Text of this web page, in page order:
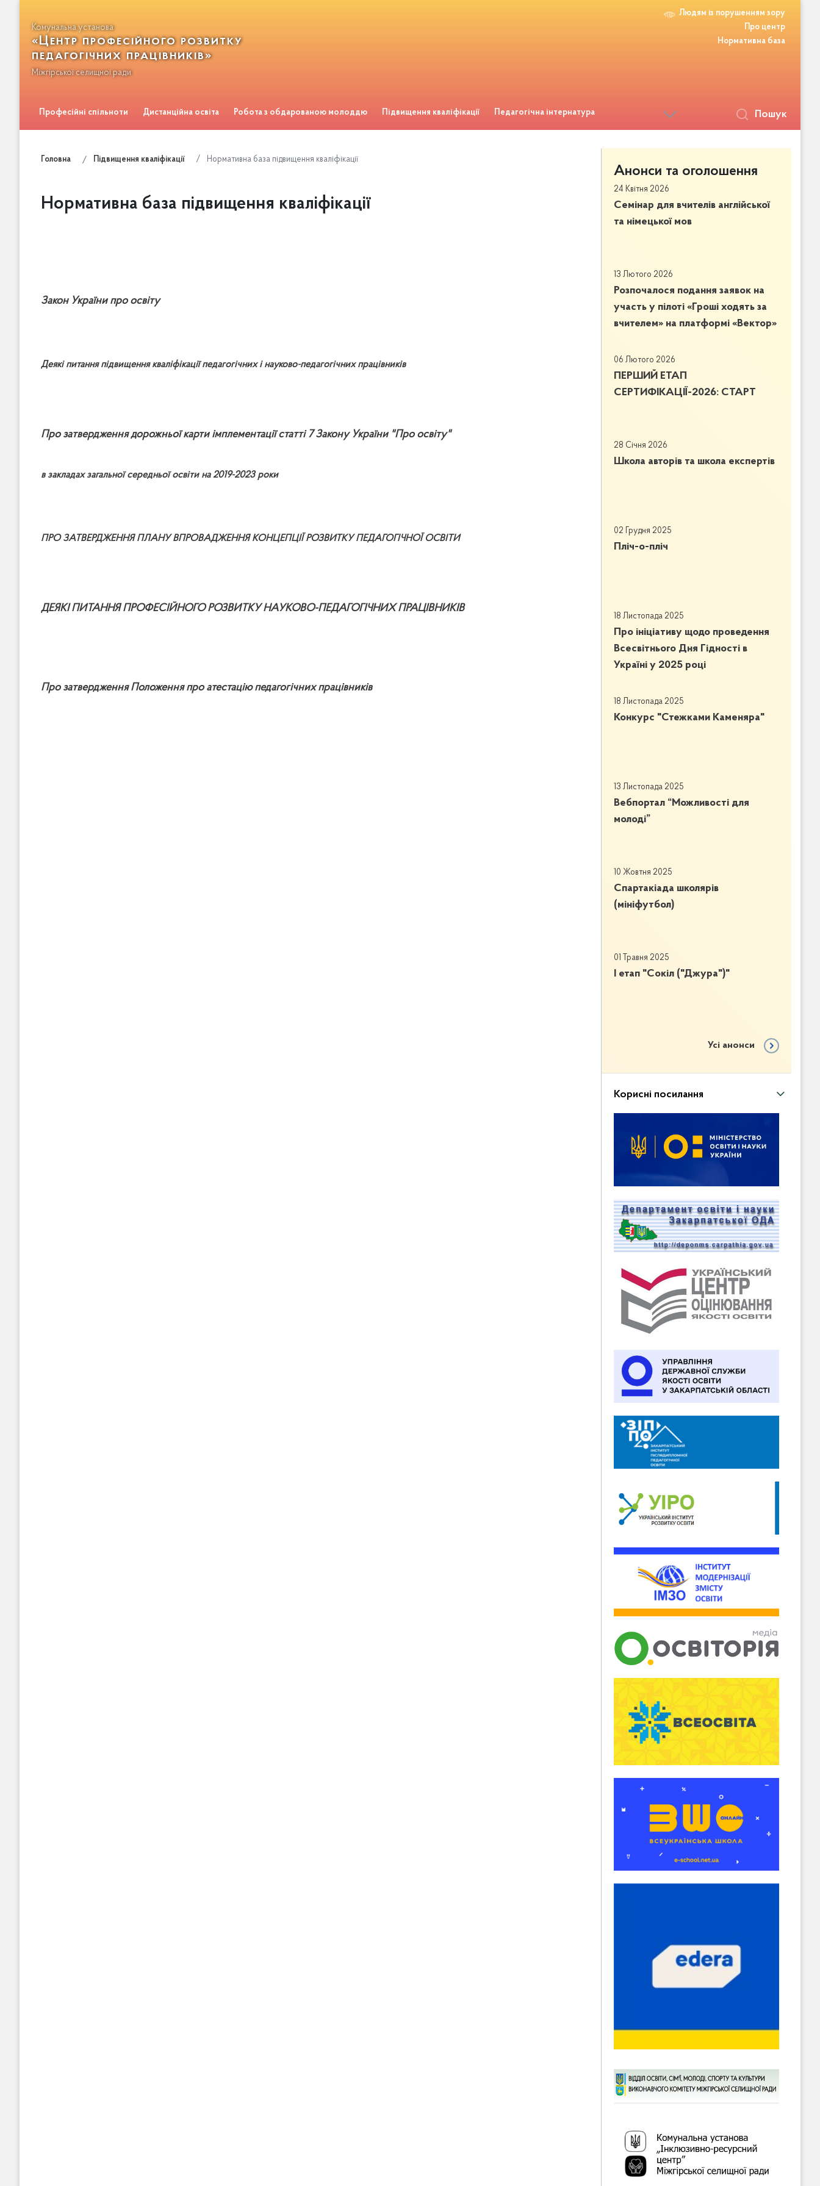
Комунальна установа
«Центр професійного розвитку
педагогічних працівників»
Міжгірської селищної ради
Людям із порушенням зору
Про центр
Нормативна база
Професійні спільноти Дистанційна освіта Робота з обдарованою молоддю Підвищення кваліфікації Педагогічна інтернатура Пошук
Головна Підвищення кваліфікації Нормативна база підвищення кваліфікації
Нормативна база підвищення кваліфікації
Закон України про освіту
Деякі питання підвищення кваліфікації педагогічних і науково-педагогічних працівників
Про затвердження дорожньої карти імплементації статті 7 Закону України "Про освіту"
в закладах загальної середньої освіти на 2019-2023 роки
ПРО ЗАТВЕРДЖЕННЯ ПЛАНУ ВПРОВАДЖЕННЯ КОНЦЕПЦІЇ РОЗВИТКУ ПЕДАГОГІЧНОЇ ОСВІТИ
ДЕЯКІ ПИТАННЯ ПРОФЕСІЙНОГО РОЗВИТКУ НАУКОВО-ПЕДАГОГІЧНИХ ПРАЦІВНИКІВ
Про затвердження Положення про атестацію педагогічних працівників
Анонси та оголошення
24 Квітня 2026
Семінар для вчителів англійської
та німецької мов
13 Лютого 2026
Розпочалося подання заявок на
участь у пілоті «Гроші ходять за
вчителем» на платформі «Вектор»
06 Лютого 2026
ПЕРШИЙ ЕТАП
СЕРТИФІКАЦІЇ-2026: СТАРТ
28 Січня 2026
Школа авторів та школа експертів
02 Грудня 2025
Пліч-о-пліч
18 Листопада 2025
Про ініціативу щодо проведення
Всесвітнього Дня Гідності в
Україні у 2025 році
18 Листопада 2025
Конкурс "Стежками Каменяра"
13 Листопада 2025
Вебпортал “Можливості для
молоді”
10 Жовтня 2025
Спартакіада школярів
(мініфутбол)
01 Травня 2025
І етап "Сокіл ("Джура")"
Усі анонси
Корисні посилання